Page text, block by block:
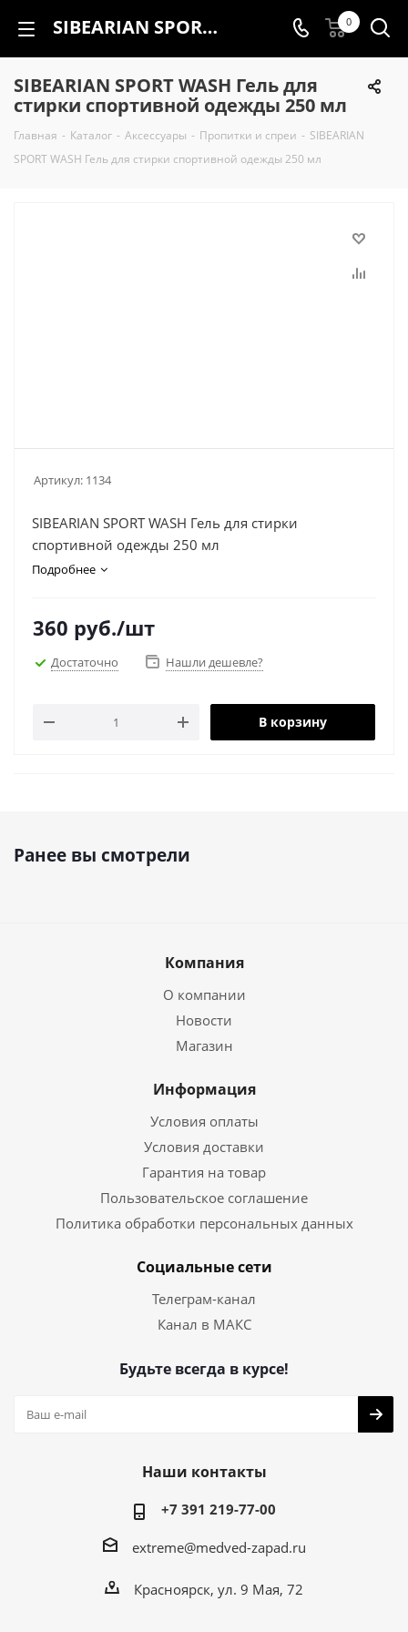
SIBEARIAN SPORT WASH Гель для стирки спортивной одежды 250 мл 0
SIBEARIAN SPORT WASH Гель для
стирки спортивной одежды 250 мл
Главная - Каталог - Аксессуары - Пропитки и спреи - SIBEARIAN
SPORT WASH Гель для стирки спортивной одежды 250 мл
Артикул: 1134
SIBEARIAN SPORT WASH Гель для стирки
спортивной одежды 250 мл
Подробнее
360 руб./шт
Достаточно Нашли дешевле?
В корзину
Ранее вы смотрели
Компания
О компании
Новости
Магазин
Информация
Условия оплаты
Условия доставки
Гарантия на товар
Пользовательское соглашение
Политика обработки персональных данных
Социальные сети
Телеграм-канал
Канал в МАКС
Будьте всегда в курсе!
Наши контакты
+7 391 219-77-00
extreme@medved-zapad.ru
Красноярск, ул. 9 Мая, 72